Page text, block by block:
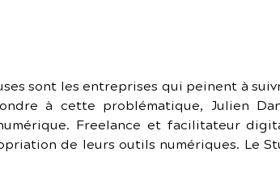
sont les entreprises qui peinent à
à cette problématique, Julien
Freelance et facilitateur
de leurs outils numériques. Le